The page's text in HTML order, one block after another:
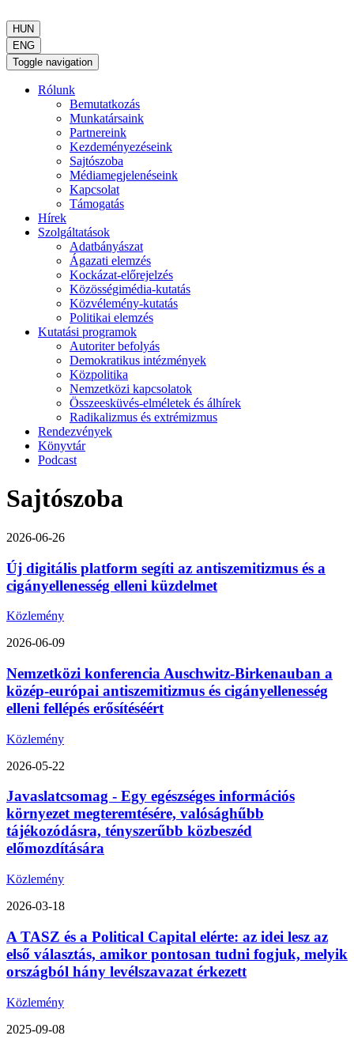
HUN
ENG
Toggle navigation
Rólunk
Bemutatkozás
Munkatársaink
Partnereink
Kezdeményezéseink
Sajtószoba
Médiamegjelenéseink
Kapcsolat
Támogatás
Hírek
Szolgáltatások
Adatbányászat
Ágazati elemzés
Kockázat-előrejelzés
Közösségimédia-kutatás
Közvélemény-kutatás
Politikai elemzés
Kutatási programok
Autoriter befolyás
Demokratikus intézmények
Közpolitika
Nemzetközi kapcsolatok
Összeesküvés-elméletek és álhírek
Radikalizmus és extrémizmus
Rendezvények
Könyvtár
Podcast
Sajtószoba
2026-06-26
Új digitális platform segíti az antiszemitizmus és a
cigányellenesség elleni küzdelmet
Közlemény
2026-06-09
Nemzetközi konferencia Auschwitz-Birkenauban a
közép-európai antiszemitizmus és cigányellenesség
elleni fellépés erősítéséért
Közlemény
2026-05-22
Javaslatcsomag - Egy egészséges információs
környezet megteremtésére, valósághűbb
tájékozódásra, tényszerűbb közbeszéd
előmozdítására
Közlemény
2026-03-18
A TASZ és a Political Capital elérte: az idei lesz az
első választás, amikor pontosan tudni fogjuk, melyik
országból hány levélszavazat érkezett
Közlemény
2025-09-08